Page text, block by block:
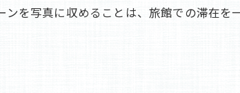
旅館での写真撮影のポイント
を写真に収めることは、旅館での滞在を